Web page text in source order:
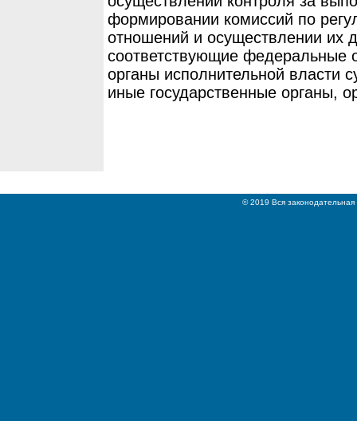
формировании комиссий по
отношений и осуществлении их
соответствующие федеральные
органы исполнительной власти
иные государственные органы,
© 2019 Вся